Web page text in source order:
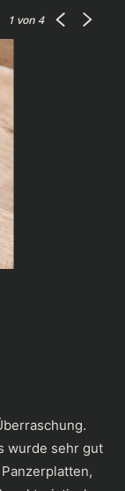
1 von 4
wurde sehr gut